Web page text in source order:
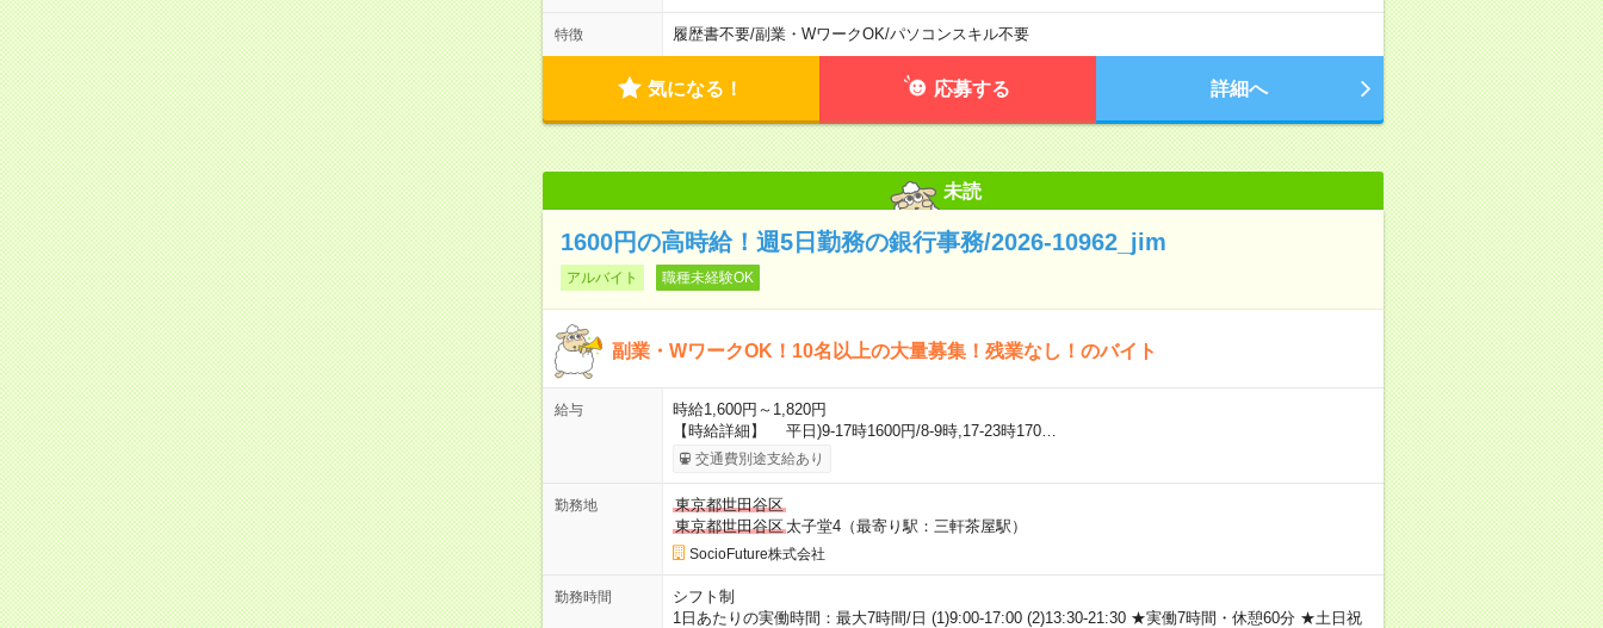
特徴 履歴書不要/副業・WワークOK/パソコンスキル不要
気になる！ 応募する 詳細へ
未読
1600円の高時給！週5日勤務の銀行事務/2026-10962_jim
アルバイト 職種未経験OK
副業・WワークOK！10名以上の大量募集！残業なし！のバイト
給与
時給1,600円～1,820円
【時給詳細】 平日)9-17時1600円/8-9時,17-23時170…
交通費別途支給あり
勤務地
東京都世田谷区
東京都世田谷区太子堂4（最寄り駅：三軒茶屋駅）
SocioFuture株式会社
勤務時間
シフト制
1日あたりの実働時間：最大7時間/日 (1)9:00-17:00 (2)13:30-21:30 ★実働7時間・休憩60分 ★土日祝